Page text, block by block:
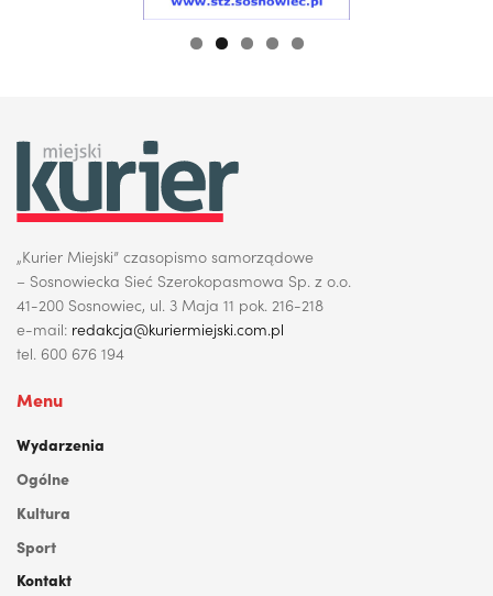
„Kurier Miejski” czasopismo samorządowe
– Sosnowiecka Sieć Szerokopasmowa Sp. z o.o.
41-200 Sosnowiec, ul. 3 Maja 11 pok. 216-218
e-mail: redakcja@kuriermiejski.com.pl
tel. 600 676 194
Menu
Wydarzenia
Ogólne
Kultura
Sport
Kontakt